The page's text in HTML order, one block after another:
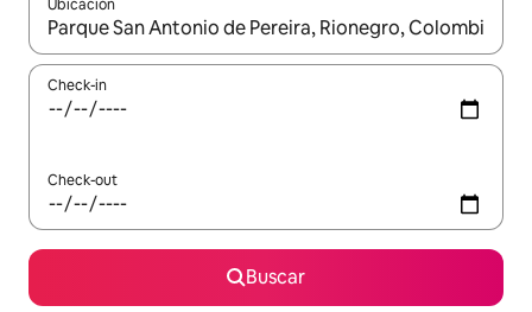
Ubicación
Cuando los resultados estén disponibles, navegá con las
Check-in
Check-out
Buscar